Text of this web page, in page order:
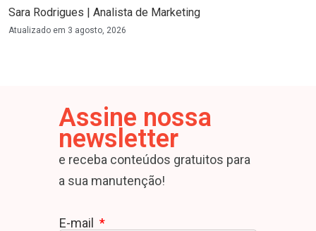
Sara Rodrigues | Analista de Marketing
Atualizado em 3 agosto, 2026
Assine nossa
newsletter
e receba conteúdos gratuitos para
a sua manutenção!
E-mail